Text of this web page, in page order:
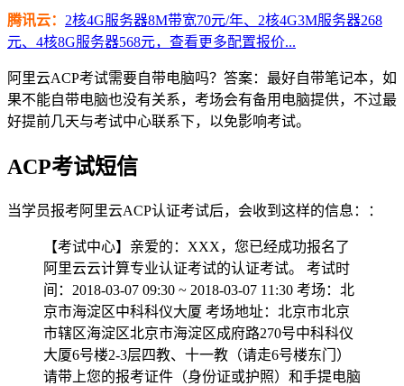
腾讯云： 2核4G服务器8M带宽70元/年、2核4G3M服务器268
元、4核8G服务器568元，查看更多配置报价...
阿里云ACP考试需要自带电脑吗？答案：最好自带笔记本，如
果不能自带电脑也没有关系，考场会有备用电脑提供，不过最
好提前几天与考试中心联系下，以免影响考试。
ACP考试短信
当学员报考阿里云ACP认证考试后，会收到这样的信息：：
【考试中心】亲爱的：XXX，您已经成功报名了
阿里云云计算专业认证考试的认证考试。 考试时
间：2018-03-07 09:30 ~ 2018-03-07 11:30 考场：北
京市海淀区中科科仪大厦 考场地址：北京市北京
市辖区海淀区北京市海淀区成府路270号中科科仪
大厦6号楼2-3层四教、十一教（请走6号楼东门）
请带上您的报考证件（身份证或护照）和手提电脑